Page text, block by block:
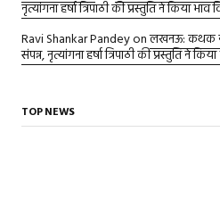
नृत्यांगना हर्षा त्रिपाठी की प्रस्तुति ने किया भाव
Ravi Shankar Pandeyonलखनऊ: कथक
संपन्न, नृत्यांगना हर्षा त्रिपाठी की प्रस्तुति ने
TOP NEWS